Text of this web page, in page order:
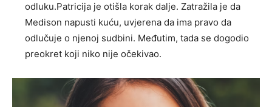
odluku.Patricija je otišla korak dalje. Zatražila je da
Medison napusti kuću, uvjerena da ima pravo da
odlučuje o njenoj sudbini. Međutim, tada se dogodio
preokret koji niko nije očekivao.